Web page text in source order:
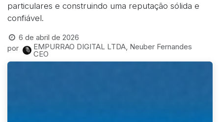
particulares e construindo uma reputação sólida e
confiável.
6 de abril de 2026
por
EMPURRAO DIGITAL LTDA, Neuber Fernandes
CEO